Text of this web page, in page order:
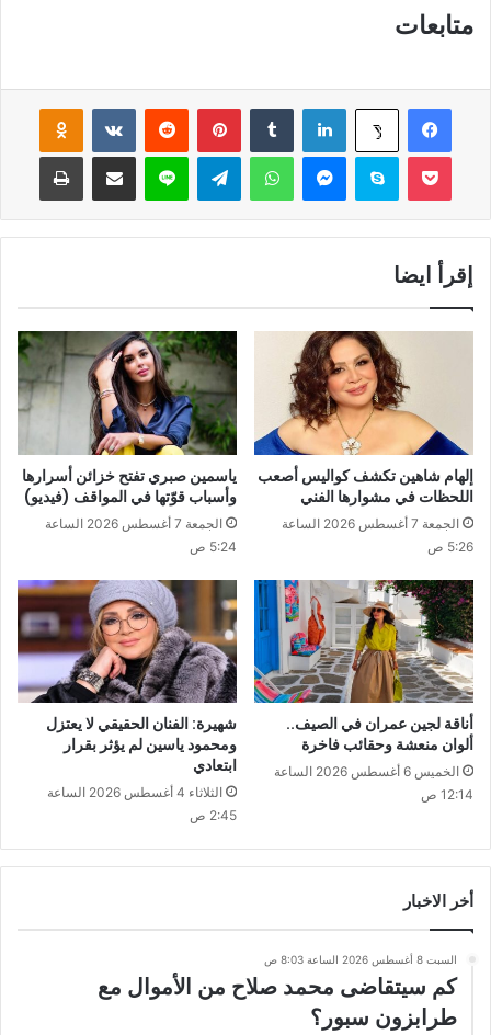
متابعات
فيسبوك ‫X لينكدإن بينتيريست
سكايب واتساب لاين
إقرأ ايضا
إلهام شاهين تكشف كواليس أصعب
اللحظات في مشوارها الفني
الجمعة 7 أغسطس 2026 الساعة
5:26 ص
ياسمين صبري تفتح خزائن أسرارها
وأسباب قوّتها في المواقف (فيديو)
الجمعة 7 أغسطس 2026 الساعة
5:24 ص
أناقة لجين عمران في الصيف..
ألوان منعشة وحقائب فاخرة
الخميس 6 أغسطس 2026 الساعة
12:14 ص
شهيرة: الفنان الحقيقي لا يعتزل
ومحمود ياسين لم يؤثر بقرار
ابتعادي
الثلاثاء 4 أغسطس 2026 الساعة
2:45 ص
أخر الاخبار
السبت 8 أغسطس 2026 الساعة 8:03 ص
كم سيتقاضى محمد صلاح من الأموال مع
طرابزون سبور؟